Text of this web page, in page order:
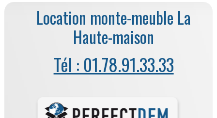
Location monte-meuble La
Haute-maison
Tél : 01.78.91.33.33